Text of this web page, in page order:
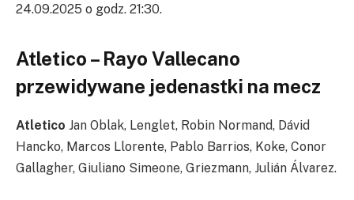
24.09.2025 o godz. 21:30.
Atletico – Rayo Vallecano
przewidywane jedenastki na mecz
Atletico Jan Oblak, Lenglet, Robin Normand, Dávid
Hancko, Marcos Llorente, Pablo Barrios, Koke, Conor
Gallagher, Giuliano Simeone, Griezmann, Julián Álvarez.